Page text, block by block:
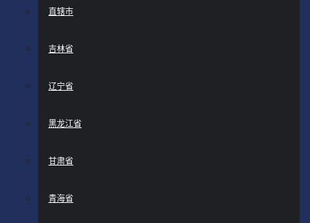
直辖市
吉林省
辽宁省
黑龙江省
甘肃省
青海省